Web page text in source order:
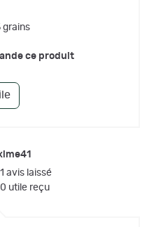
grains
ce produit
1 avis laissé
0 utile reçu